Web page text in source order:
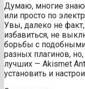
Думаю, многие
или просто по
Увы, далеко не факт,
избавиться, не
борьбы с
разных плагинов,
лучших — Akismet
установить и